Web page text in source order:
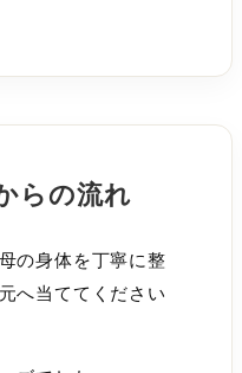
らの流れ
の身体を丁寧に整
へ当ててください